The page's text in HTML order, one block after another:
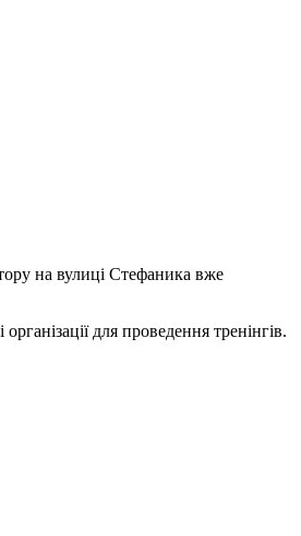
на вулиці Стефаника вже
для проведення тренінгів.